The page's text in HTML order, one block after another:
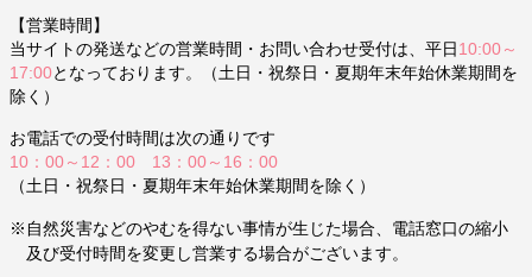
【営業時間】
当サイトの発送などの営業時間・お問い合わせ受付は、平日 10:00～
17:00となっております。（土日・祝祭日・夏期年末年始休業期間を
除く）
お電話での受付時間は次の通りです
10：00～12：00 13：00～16：00
（土日・祝祭日・夏期年末年始休業期間を除く）
※自然災害などのやむを得ない事情が生じた場合、電話窓口の縮小
及び受付時間を変更し営業する場合がございます。